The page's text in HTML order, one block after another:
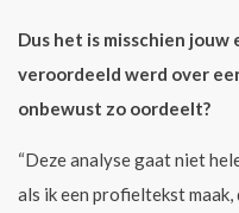
Dus het is misschien
veroordeeld werd over
onbewust zo oordeelt?
“Deze analyse gaat niet
als ik een profieltekst